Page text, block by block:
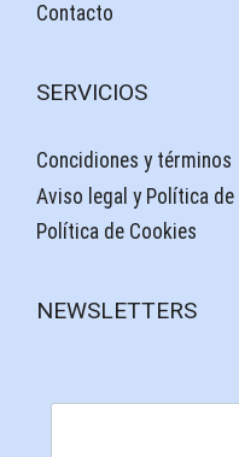
Contacto
SERVICIOS
Concidiones y términos
Aviso legal y Política de
Política de Cookies
NEWSLETTERS